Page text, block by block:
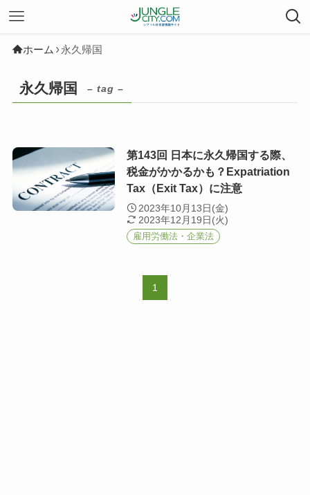
ホーム 永久帰国
永久帰国 – tag –
第143回 日本に永久帰国する際、
税金がかかるかも？Expatriation
Tax（Exit Tax）に注意
2023年10月13日(金)
2023年12月19日(火)
雇用労働法・企業法
1